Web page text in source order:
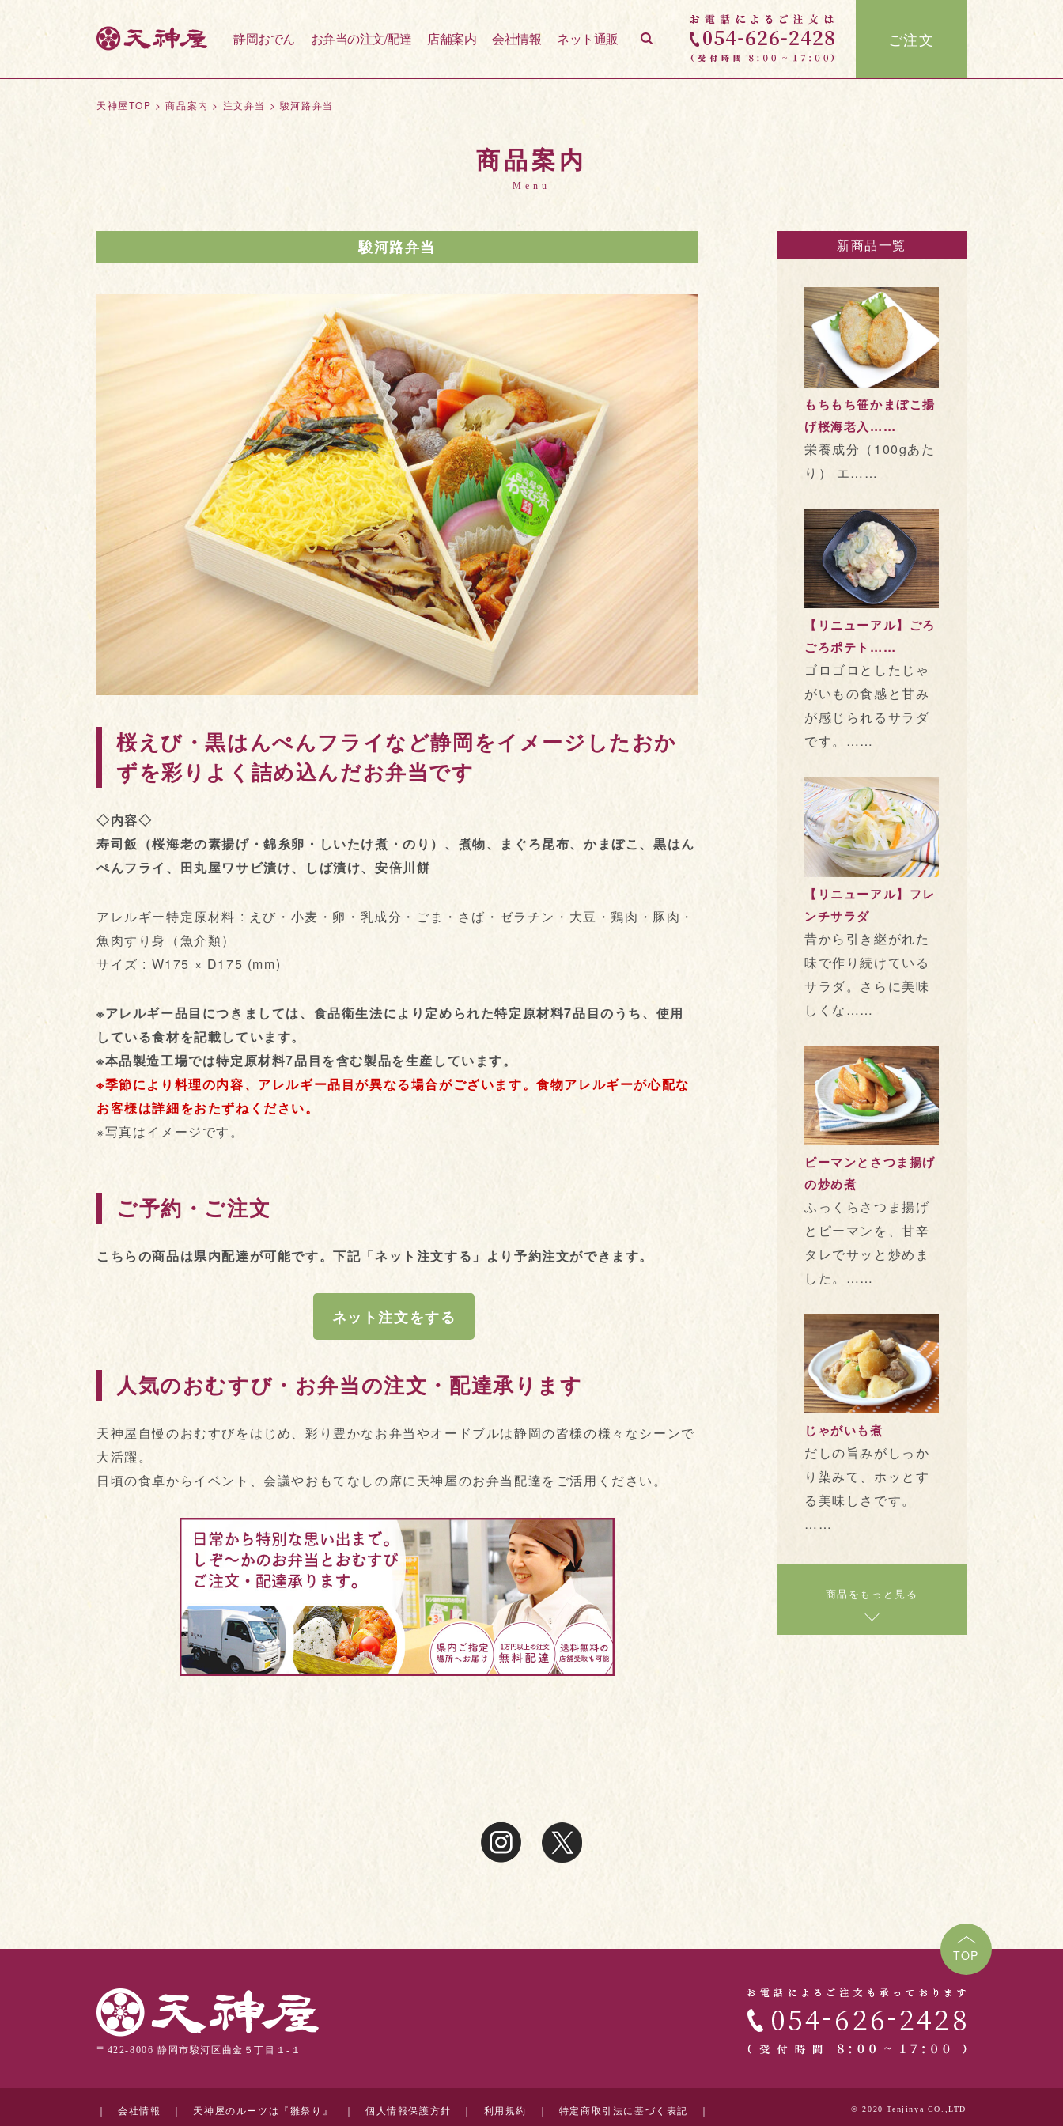
静岡おでん お弁当の注文/配達 店舗案内 会社情報 ネット通販 ご注文
天神屋TOP >商品案内 > 注文弁当 > 駿河路弁当
商品案内
Menu
駿河路弁当
桜えび・黒はんぺんフライなど静岡をイメージしたおか
ずを彩りよく詰め込んだお弁当です
◇内容◇
寿司飯（桜海老の素揚げ・錦糸卵・しいたけ煮・のり）、煮物、まぐろ昆布、かまぼこ、黒はん
ぺんフライ、田丸屋ワサビ漬け、しば漬け、安倍川餅
アレルギー特定原材料 : えび・小麦・卵・乳成分・ごま・さば・ゼラチン・大豆・鶏肉・豚肉・
魚肉すり身（魚介類）
サイズ : W175 × D175 (mm)
※アレルギー品目につきましては、食品衛生法により定められた特定原材料7品目のうち、使用
している食材を記載しています。
※本品製造工場では特定原材料7品目を含む製品を生産しています。
※季節により料理の内容、アレルギー品目が異なる場合がございます。食物アレルギーが心配な
お客様は詳細をおたずねください。
※写真はイメージです。
ご予約・ご注文
こちらの商品は県内配達が可能です。下記「ネット注文する」より予約注文ができます。
ネット注文をする
人気のおむすび・お弁当の注文・配達承ります
天神屋自慢のおむすびをはじめ、彩り豊かなお弁当やオードブルは静岡の皆様の様々なシーンで
大活躍。
日頃の食卓からイベント、会議やおもてなしの席に天神屋のお弁当配達をご活用ください。
新商品一覧
もちもち笹かまぼこ揚
げ桜海老入……
栄養成分（100gあた
り） エ……
【リニューアル】ごろ
ごろポテト……
ゴロゴロとしたじゃ
がいもの食感と甘み
が感じられるサラダ
です。……
【リニューアル】フレ
ンチサラダ
昔から引き継がれた
味で作り続けている
サラダ。さらに美味
しくな……
ピーマンとさつま揚げ
の炒め煮
ふっくらさつま揚げ
とピーマンを、甘辛
タレでサッと炒めま
した。……
じゃがいも煮
だしの旨みがしっか
り染みて、ホッとす
る美味しさです。
……
商品をもっと見る
TOP
〒422-8006 静岡市駿河区曲金５丁目１-１
© 2020 Tenjinya CO.,LTD
｜会社情報 天神屋のルーツは『雛祭り』 ｜個人情報保護方針 利用規約 特定商取引法に基づく表記